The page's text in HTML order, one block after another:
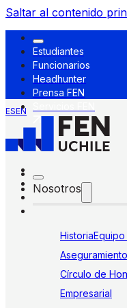
Saltar al contenido
Estudiantes
Funcionarios
Headhunter
Prensa FEN
ESEN
Nosotros
Historia
Círculo de
Empresarial